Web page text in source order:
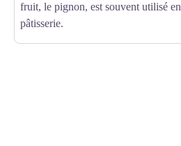
fruit, le pignon, est souvent utilisé en
pâtisserie.